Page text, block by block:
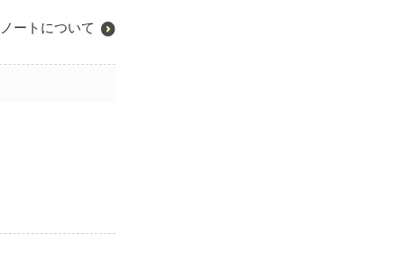
ートについて